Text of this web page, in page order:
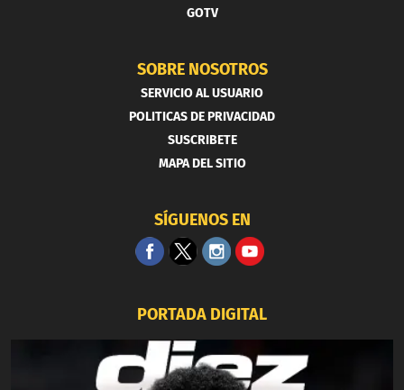
GOTV
SOBRE NOSOTROS
SERVICIO AL USUARIO
POLITICAS DE PRIVACIDAD
SUSCRIBETE
MAPA DEL SITIO
SÍGUENOS EN
PORTADA DIGITAL